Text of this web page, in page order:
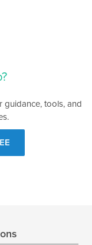
guidance, tools, and